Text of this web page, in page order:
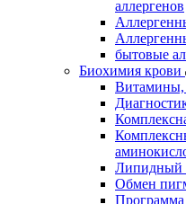
аллергенов
бытовые
Биохимия крови
Липидный
Обмен
Программа